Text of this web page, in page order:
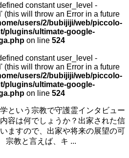
constant user_level -
(this will throw an Error in a future
users/2/bubijiji/web/piccolo-
plugins/ultimate-google-
on line 524
constant user_level -
(this will throw an Error in a future
users/2/bubijiji/web/piccolo-
plugins/ultimate-google-
on line 524
という宗教で守護霊インタビュー
容は何でしょうか？出家された信
ますので、出家や将来の展望の可
宗教と言えば、キ ...